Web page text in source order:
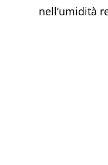
nell’umidità